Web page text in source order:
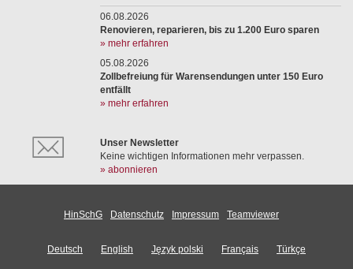
06.08.2026
Renovieren, reparieren, bis zu 1.200 Euro sparen
» mehr erfahren
05.08.2026
Zollbefreiung für Warensendungen unter 150 Euro
entfällt
» mehr erfahren
Unser Newsletter
Keine wichtigen Informationen mehr verpassen.
» abonnieren
HinSchG Datenschutz Impressum Teamviewer
Deutsch English Język polski Français Türkçe